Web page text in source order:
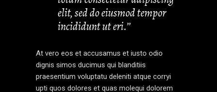
elit, sed do eiusmod tempor
incididunt ut eri.’’
At vero eos et accusamus et iusto odio
dignis simos ducimus qui blanditiis
praesentium voluptatu deleniti atque corryi
upti quos dolores et quas molequi dolorem